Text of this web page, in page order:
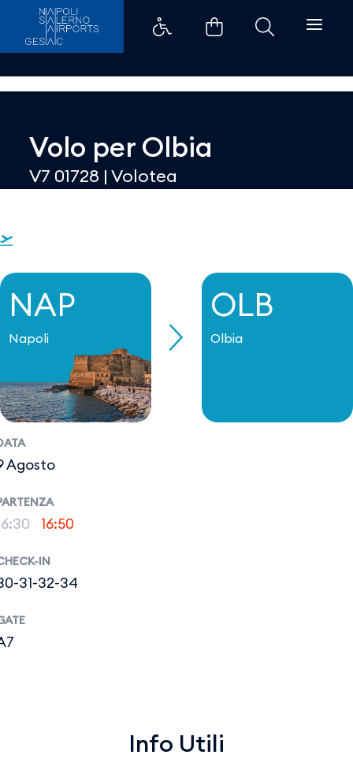
Dettaglio - Aeroporti di Napoli
Volo per Olbia
V7 01728 |Volotea
NAP
Napoli
Agosto
16:50
IN
31-32-34
OLB
Olbia
Info Utili